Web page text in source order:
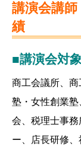
講演会講
績
■講演会対象
商工会議所、
塾・女性創業
会、税理士事
ー、店長研修